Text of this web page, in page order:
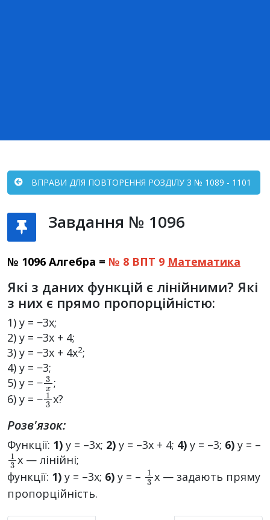
ВПРАВИ ДЛЯ ПОВТОРЕННЯ РОЗДІЛУ 3 № 1089 - 1101
Завдання № 1096
№ 1096 Алгебра = № 8 ВПТ 9 Математика
Які з даних функцій є лінійними? Які
з них є прямо пропорційністю:
1) y = −3x;
2) y = −3x + 4;
3) y = −3x + 4x2;
4) y = −3;
5) y = −3x ;
6) y = − 13x?
Розв'язок:
Функції: 1) у = –3х; 2) у = –3х + 4; 4) у = –3; 6) у = –
13х — лінійні;
функції: 1) у = –3х; 6) у = – 1 х — задають пряму
пропорційність.